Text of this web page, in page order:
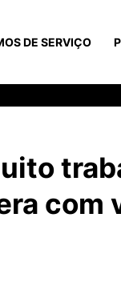
DE SERVIÇO
com